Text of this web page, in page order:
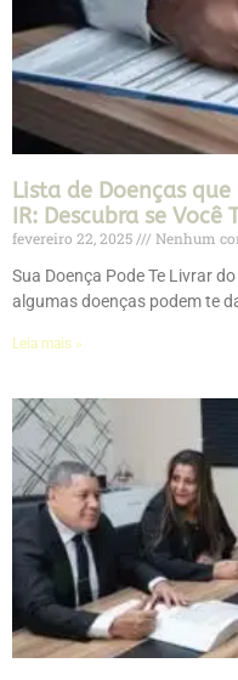
Lista de Doenças
IR: Descubra se Você
fevereiro 22, 2025
Nenhum
Sua Doença Pode Te Livrar
algumas doenças podem te
Leia mais »